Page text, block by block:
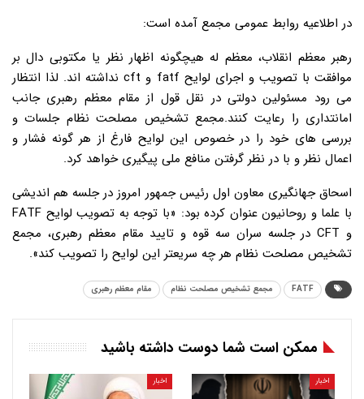
در اطلاعیه روابط عمومی مجمع آمده است:
رهبر معظم انقلاب، معظم له هیچگونه اظهار نظر یا مکتوبی دال بر
موافقت با تصویب و اجرای لوایح fatf و cft نداشته اند. لذا انتظار
می رود مسئولین دولتی در نقل قول از مقام معظم رهبری جانب
امانتداری را رعایت کنند.مجمع تشخیص مصلحت نظام جلسات و
بررسی های خود را در خصوص این لوایح فارغ از هر گونه فشار و
اعمال نظر و با در نظر گرفتن منافع ملی پیگیری خواهد کرد.
اسحاق جهانگیری معاون اول رئیس جمهور امروز در جلسه هم اندیشی
با علما و روحانیون عنوان کرده بود: «با توجه به تصویب لوایح FATF
و CFT در جلسه سران سه قوه و تایید مقام معظم رهبری، مجمع
تشخیص مصلحت نظام هر چه سریعتر این لوایح را تصویب کند».
FATF مجمع تشخیص مصلحت نظام مقام معظم رهبری
ممکن است شما دوست داشته باشید
اخبار اخبار